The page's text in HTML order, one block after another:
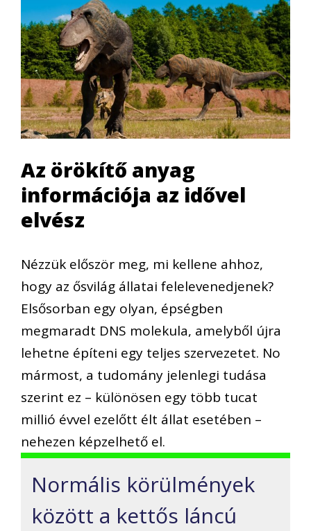
Az örökítő anyag
információja az idővel
elvész
Nézzük először meg, mi kellene ahhoz,
hogy az ősvilág állatai felelevenedjenek?
Elsősorban egy olyan, épségben
megmaradt DNS molekula, amelyből újra
lehetne építeni egy teljes szervezetet. No
mármost, a tudomány jelenlegi tudása
szerint ez – különösen egy több tucat
millió évvel ezelőtt élt állat esetében –
nehezen képzelhető el.
Normális körülmények
között a kettős láncú